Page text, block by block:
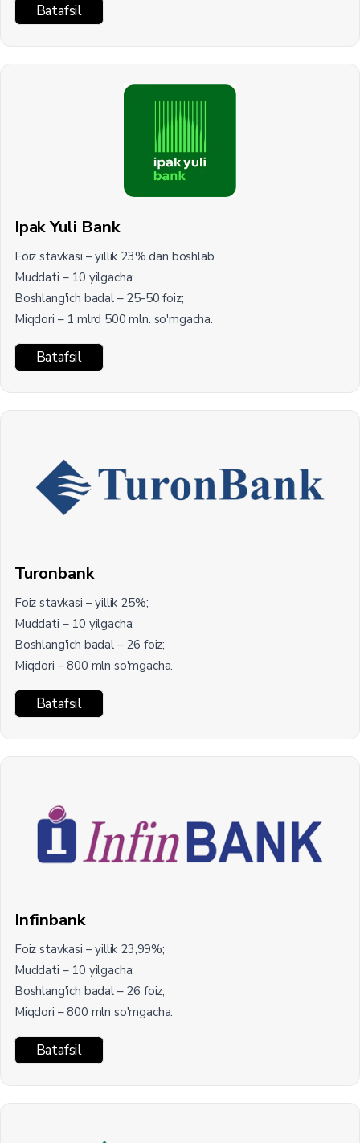
Batafsil
Ipak Yuli Bank
Foiz stavkasi – yillik 23% dan boshlab
Muddati – 10 yilgacha;
Boshlang'ich badal – 25-50 foiz;
Miqdori – 1 mlrd 500 mln. so'mgacha.
Batafsil
Turonbank
Foiz stavkasi – yillik 25%;
Muddati – 10 yilgacha;
Boshlang'ich badal – 26 foiz;
Miqdori – 800 mln so'mgacha.
Batafsil
Infinbank
Foiz stavkasi – yillik 23,99%;
Muddati – 10 yilgacha;
Boshlang'ich badal – 26 foiz;
Miqdori – 800 mln so'mgacha.
Batafsil